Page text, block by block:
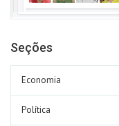
Seções
Economia
Política